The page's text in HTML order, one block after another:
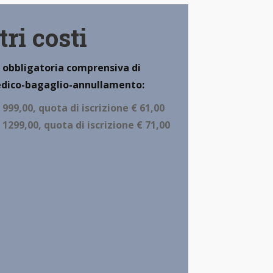
costi
comprensiva di assicurazione
annullamento:
999,00, quota di iscrizione€ 61,00
quota di iscrizione € 71,00
mezzo
la